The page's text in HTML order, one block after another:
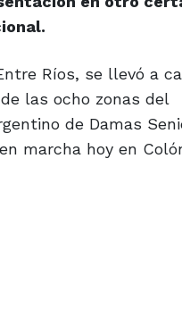
Ríos, se llevó a
las ocho zonas del
de Damas
marcha hoy en